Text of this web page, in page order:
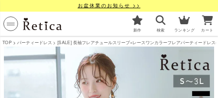
お盆休業のお知らせ >>
新作 検索 ランキング カート
TOP パーティードレス [SALE] 長袖フレアチュールスリーブ×レースワンカラーフレアパーティードレ